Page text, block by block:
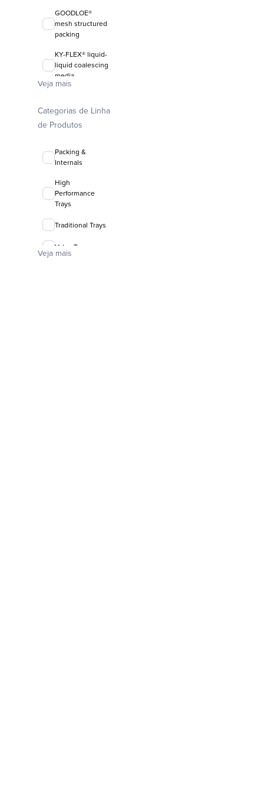
GOODLOE®
mesh structured
packing
KY-FLEX® liquid-
liquid coalescing
media
random packing
Veja mais
Categorias de Linha
de Produtos
Packing &
Internals
High
Performance
Trays
Traditional Trays
Valve Trays
Veja mais